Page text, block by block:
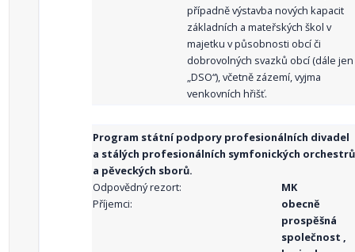
případně výstavba nových kapacit
základních a mateřských škol v
majetku v působnosti obcí či
dobrovolných svazků obcí (dále jen
„DSO“), včetně zázemí, vyjma
venkovních hřišť.
Program státní podpory profesionálních divadel
a stálých profesionálních symfonických orchestrů
a pěveckých sborů.
Odpovědný rezort:
MK
Příjemci:
obecně
prospěšná
společnost ,